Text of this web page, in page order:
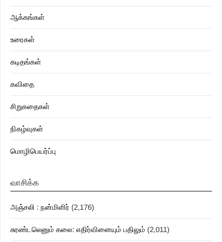
ஆக்கங்கள்
உரைகள்
கடிதங்கள்
கவிதை
சிறுகதைகள்
நிகழ்வுகள்
மொழிபெயர்ப்பு
வாசிக்க
அஞ்சலி : நன்மிளிர் (2,176)
சுரண்டலெனும் கலை: எதிர்வினையும் பதிலும் (2,011)